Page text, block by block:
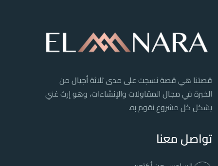
قصتنا هي قصة نسجت على مدى ثلاثة أجيال من
الخبرة في مجال المقاولات والإنشاءات، وهو إرث غني
يشكل كل مشروع نقوم به.
تواصل معنا